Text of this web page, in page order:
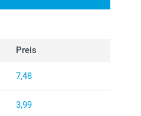
Preis
7,48
3,99